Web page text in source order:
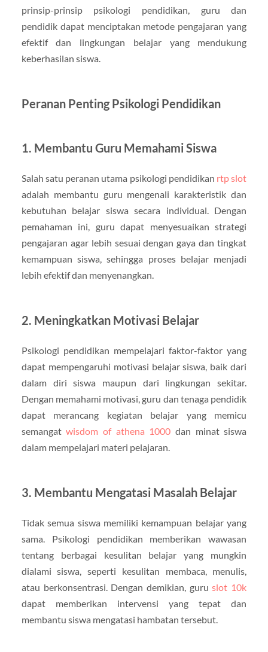
prinsip-prinsip psikologi pendidikan, guru dan
pendidik dapat menciptakan metode pengajaran yang
efektif dan lingkungan belajar yang mendukung
keberhasilan siswa.
Peranan Penting Psikologi Pendidikan
1. Membantu Guru Memahami Siswa
Salah satu peranan utama psikologi pendidikan rtp slot
adalah membantu guru mengenali karakteristik dan
kebutuhan belajar siswa secara individual. Dengan
pemahaman ini, guru dapat menyesuaikan strategi
pengajaran agar lebih sesuai dengan gaya dan tingkat
kemampuan siswa, sehingga proses belajar menjadi
lebih efektif dan menyenangkan.
2. Meningkatkan Motivasi Belajar
Psikologi pendidikan mempelajari faktor-faktor yang
dapat mempengaruhi motivasi belajar siswa, baik dari
dalam diri siswa maupun dari lingkungan sekitar.
Dengan memahami motivasi, guru dan tenaga pendidik
dapat merancang kegiatan belajar yang memicu
semangatwisdom of athena 1000 dan minat siswa
dalam mempelajari materi pelajaran.
3. Membantu Mengatasi Masalah Belajar
Tidak semua siswa memiliki kemampuan belajar yang
sama. Psikologi pendidikan memberikan wawasan
tentang berbagai kesulitan belajar yang mungkin
dialami siswa, seperti kesulitan membaca, menulis,
atau berkonsentrasi. Dengan demikian, guruslot 10k
dapat memberikan intervensi yang tepat dan
membantu siswa mengatasi hambatan tersebut.